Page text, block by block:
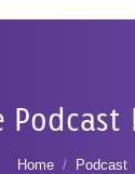
You are here:
Home Podcast